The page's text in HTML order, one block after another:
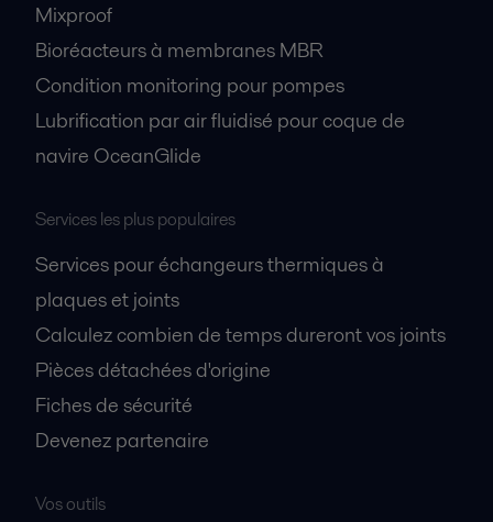
Mixproof
Bioréacteurs à membranes MBR
Condition monitoring pour pompes
Lubrification par air fluidisé pour coque de
navire OceanGlide
Services les plus populaires
Services pour échangeurs thermiques à
plaques et joints
Calculez combien de temps dureront vos joints
Pièces détachées d'origine
Fiches de sécurité
Devenez partenaire
Vos outils